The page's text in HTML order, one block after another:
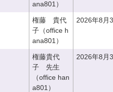
ana801）
権藤 貴代
子（office h
ana801）
2026年8月
権藤貴代
子 先生
（office han
a801）
2026年8月